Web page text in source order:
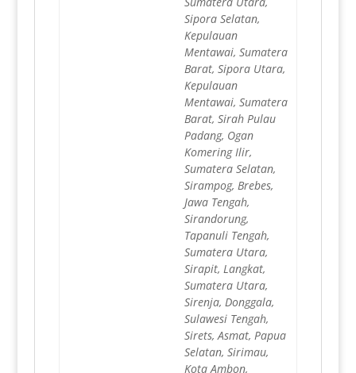
Sipora Selatan,
Kepulauan
Mentawai, Sumatera
Barat, Sipora Utara,
Kepulauan
Mentawai, Sumatera
Barat, Sirah Pulau
Padang, Ogan
Komering Ilir,
Sumatera Selatan,
Sirampog, Brebes,
Jawa Tengah,
Sirandorung,
Tapanuli Tengah,
Sumatera Utara,
Sirapit, Langkat,
Sumatera Utara,
Sirenja, Donggala,
Sulawesi Tengah,
Sirets, Asmat, Papua
Selatan, Sirimau,
Kota Ambon,